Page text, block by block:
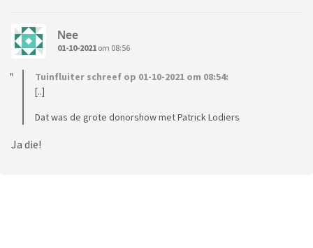
Nee
01-10-2021 om 08:56
Tuinfluiter schreef op 01-10-2021 om 08:54:
[..]
Dat was de grote donorshow met Patrick Lodiers
Ja die!